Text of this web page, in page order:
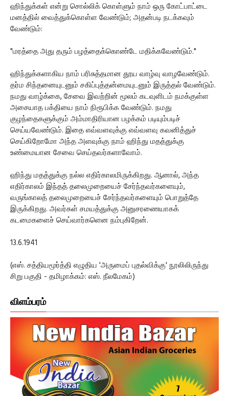
ஹிந்துக்கள் என்று சொல்லிக் கொள்ளும் நாம் ஒரு கோட்பாட்டை
மனத்தில் வைத்துக்கொள்ள வேண்டும்; அதன்படி நடக்கவும்
வேண்டும்:
"மரத்தை அது தரும் பழத்தைக்கொண்டே மதிக்கவேண்டும்."
ஹிந்துக்களாகிய நாம் பரிசுத்தமான தூய வாழ்வு வாழவேண்டும்.
தர்ம சிந்தனையுடனும் சகிப்புத்தன்மையுடனும் இருத்தல் வேண்டும்.
நமது வாழ்க்கை, சேவை இவற்றின் மூலம் கடவுளிடம் நமக்குள்ள
அசையாத பக்தியை நாம் நிரூபிக்க வேண்டும். நமது
குழந்தைகளுக்கும் அம்மாதிரியான பழக்கம் படியும்படிச்
செய்யவேண்டும். இதை எவ்வளவுக்கு எவ்வளவு கவனித்துச்
செய்கிறோமோ அந்த அளவுக்கு நாம் ஹிந்து மதத்துக்கு
உண்மையான சேவை செய்தவர்களாவோம்.
ஹிந்து மதத்துக்கு நல்ல எதிர்காலமிருக்கிறது. ஆனால், அந்த
எதிர்காலம் இந்தத் தலைமுறையைச் சேர்ந்தவர்களையும்,
வருங்காலத் தலைமுறையைச் சேர்ந்தவர்களையும் பொறுத்தே
இருக்கிறது. அவர்கள் சமயத்துக்கு அனுசரணையாகக்
கடமைகளைச் செய்வார்களென நம்புகிறேன்.
13.6.1941
(எஸ். சத்தியமூர்த்தி எழுதிய 'அருமைப் புதல்விக்கு' நூலிலிருந்து
சிறு பகுதி - தமிழாக்கம்: எஸ். நீலமேகம்)
விளம்பரம்